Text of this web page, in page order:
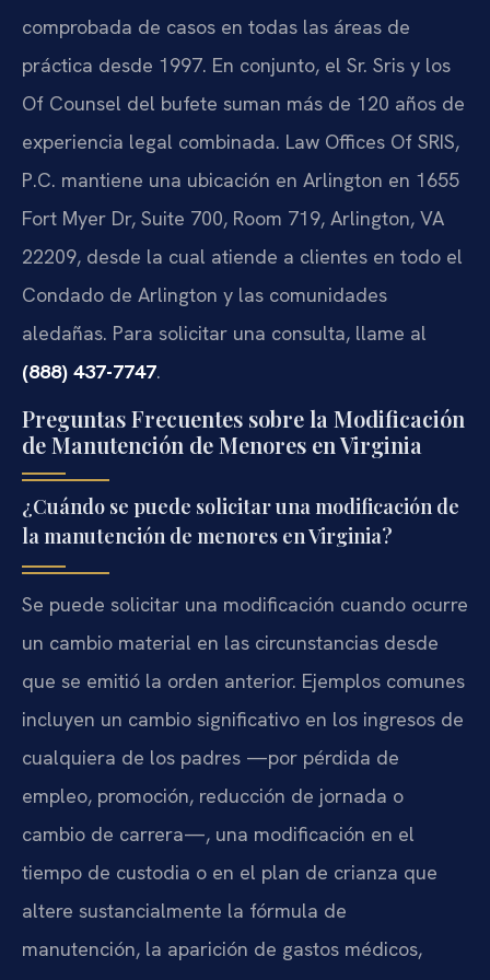
comprobada de casos en todas las áreas de
práctica desde 1997. En conjunto, el Sr. Sris y los
Of Counsel del bufete suman más de 120 años de
experiencia legal combinada. Law Offices Of SRIS,
P.C. mantiene una ubicación en Arlington en 1655
Fort Myer Dr, Suite 700, Room 719, Arlington, VA
22209, desde la cual atiende a clientes en todo el
Condado de Arlington y las comunidades
aledañas. Para solicitar una consulta, llame al
(888) 437-7747.
Preguntas Frecuentes sobre la Modificación
de Manutención de Menores en Virginia
¿Cuándo se puede solicitar una modificación de
la manutención de menores en Virginia?
Se puede solicitar una modificación cuando ocurre
un cambio material en las circunstancias desde
que se emitió la orden anterior. Ejemplos comunes
incluyen un cambio significativo en los ingresos de
cualquiera de los padres —por pérdida de
empleo, promoción, reducción de jornada o
cambio de carrera—, una modificación en el
tiempo de custodia o en el plan de crianza que
altere sustancialmente la fórmula de
manutención, la aparición de gastos médicos,